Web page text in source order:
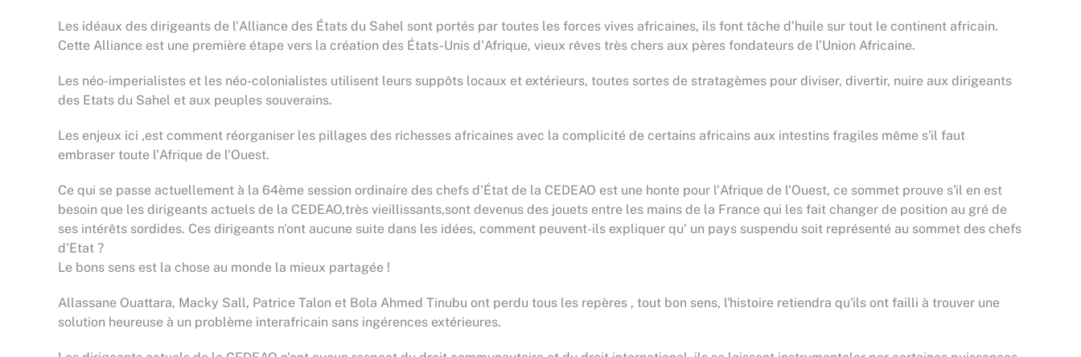
Les idéaux des dirigeants de l'Alliance des États du Sahel sont portés par toutes les forces vives africaines, ils font tâche d’huile sur tout le continent africain.
Cette Alliance est une première étape vers la création des États-Unis d'Afrique, vieux rêves très chers aux pères fondateurs de l’Union Africaine.
Les néo-imperialistes et les néo-colonialistes utilisent leurs suppôts locaux et extérieurs, toutes sortes de stratagèmes pour diviser, divertir, nuire aux dirigeants
des Etats du Sahel et aux peuples souverains.
Les enjeux ici ,est comment réorganiser les pillages des richesses africaines avec la complicité de certains africains aux intestins fragiles même s'il faut
embraser toute l'Afrique de l'Ouest.
Ce qui se passe actuellement à la 64ème session ordinaire des chefs d'État de la CEDEAO est une honte pour l'Afrique de l'Ouest, ce sommet prouve s'il en est
besoin que les dirigeants actuels de la CEDEAO,très vieillissants,sont devenus des jouets entre les mains de la France qui les fait changer de position au gré de
ses intérêts sordides. Ces dirigeants n'ont aucune suite dans les idées, comment peuvent-ils expliquer qu' un pays suspendu soit représenté au sommet des chefs
d'Etat ?
Le bons sens est la chose au monde la mieux partagée !
Allassane Ouattara, Macky Sall, Patrice Talon et Bola Ahmed Tinubu ont perdu tous les repères , tout bon sens, l'histoire retiendra qu'ils ont failli à trouver une
solution heureuse à un problème interafricain sans ingérences extérieures.